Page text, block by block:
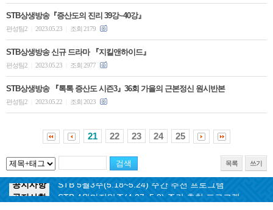
STB상생방송『증산도의 진리 39강~40강』
편성팀2 2023.05.23 조회 2179
STB상생방송 신규 드라마 『지킬앤하이드』
편성팀2 2023.05.23 조회 2977
STB상생방송 『톡톡 증산도 시즌3』36회 가을의 근본정신 원시반본
편성팀2 2023.05.22 조회 2023
21 22 23 24 25
목록 쓰기
공지사항
STB 5월3주(5.18~5.24) 주간 추천 프로그램
공지사항
STB 4월마지막주(4.27~5.3) 주간 추천 프로그램
공지사항
STB 4월4주(4.20~4.26) 주간 추천 프로그램